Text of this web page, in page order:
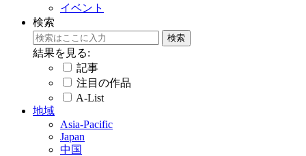
イベント
検索
結果を見る:
記事
注目の作品
A-List
地域
Asia-Pacific
Japan
中国